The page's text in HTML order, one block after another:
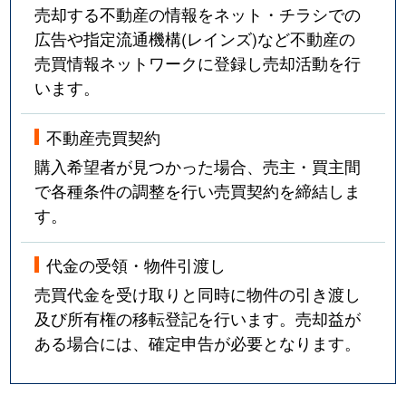
売却する不動産の情報をネット・チラシでの
広告や指定流通機構(レインズ)など不動産の
売買情報ネットワークに登録し売却活動を行
います。
不動産売買契約
購入希望者が見つかった場合、売主・買主間
で各種条件の調整を行い売買契約を締結しま
す。
代金の受領・物件引渡し
売買代金を受け取りと同時に物件の引き渡し
及び所有権の移転登記を行います。売却益が
ある場合には、確定申告が必要となります。